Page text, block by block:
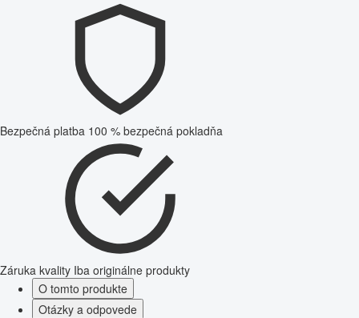
Bezpečná platba 100 % bezpečná pokladňa
Záruka kvality Iba originálne produkty
O tomto produkte
Otázky a odpovede